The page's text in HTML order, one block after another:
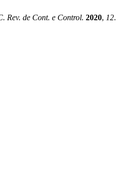
Rev. de Cont. e Control. 2020, 12.